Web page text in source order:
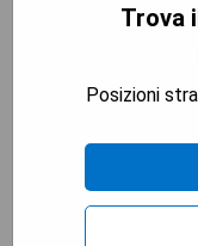
- Kostenfreies
- Gut
-
- Zentrale Lage
Trova
Posizioni